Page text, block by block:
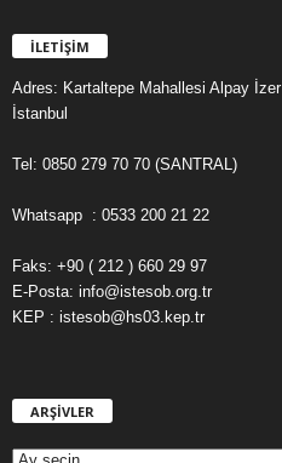
İLETİŞİM
Adres: Kartaltepe Mahallesi Alpay
İstanbul
Tel: 0850 279 70 70 (SANTRAL)
Whatsapp : 0533 200 21 22
Faks: +90 ( 212 ) 660 29 97
E-Posta: info@istesob.org.tr
KEP : istesob@hs03.kep.tr
ARŞİVLER